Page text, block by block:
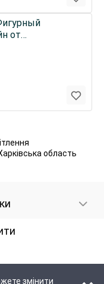
от
область
змінити